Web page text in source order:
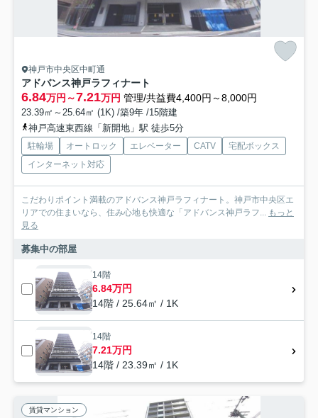
神戸市中央区中町通
アドバンス神戸ラフィナート
6.84万円～7.21万円 管理/共益費4,400円～8,000円
23.39㎡～25.64㎡ (1K) /築9年 /15階建
神戸高速東西線「新開地」駅 徒歩5分
駐輪場 オートロック エレベーター CATV
宅配ボックス
インターネット対応
こだわりポイント満載のアドバンス神戸ラフィナート。神戸市中央区エ
リアでの住まいなら、住み心地も快適な「アドバンス神戸ラフ...
もっと
見る
募集中の部屋
14階
6.84万円
14階 / 25.64㎡ / 1K
14階
7.21万円
14階 / 23.39㎡ / 1K
賃貸マンション